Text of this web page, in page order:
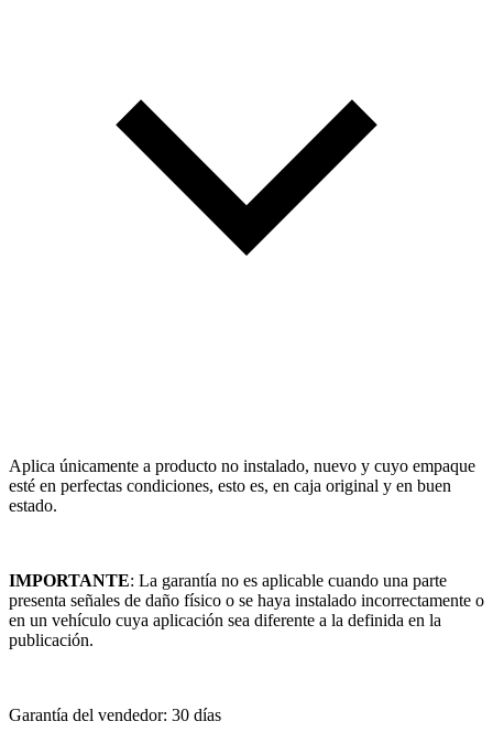
Aplica únicamente a producto no instalado, nuevo y cuyo empaque
esté en perfectas condiciones, esto es, en caja original y en buen
estado.
IMPORTANTE: La garantía no es aplicable cuando una parte
presenta señales de daño físico o se haya instalado incorrectamente o
en un vehículo cuya aplicación sea diferente a la definida en la
publicación.
Garantía del vendedor: 30 días